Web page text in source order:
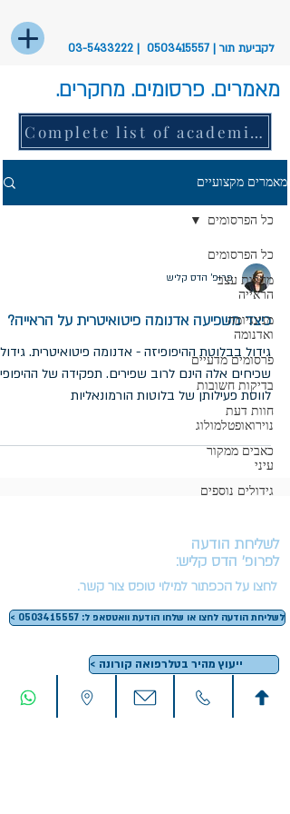
לקביעת תור |0503415557
|
03-5433222
מאמרים. פרסומים. מחקרים.
Complete list of academic articles
מאמרים מקצועיים
כל הפרסומים
מחלות עצב
הראייה
מנינגיומה
ואדנומה
פרסומים מדעיים
בדיקות חשובות
חוות דעת
נוירואופטלמולוג
כאבים ממקור
עיני
גידולים נוספים
כל הפרסומים
פרופ' הדס קליש
כיצד משפיעה אדנומה פיטואיטרית על הראייה?
גידול בבלוטת ההיפופיזה - אדנומה פיטואיטרית.
שכיחים אלה הינם לרוב שפירים. תפקידה של
לווסת פעילותן של בלוטות הורמונאליות
לשליחת הודעה
לפרופ' הדס קליש:
לחצו על הכפתור למילוי טופס צור קשר.
< לשליחת הודעה לחצו או שלחו הודעת וואטסאפ ל: 0503415557
< ייעוץ מהיר בטלרפואה קורונה